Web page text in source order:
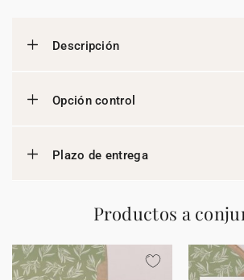
Descripción
Opción control
Plazo de entrega
Productos a